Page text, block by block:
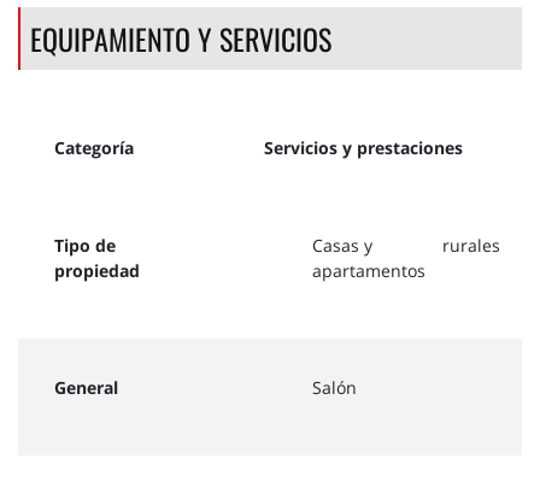
EQUIPAMIENTO Y SERVICIOS
Categoría Servicios y prestaciones
Tipo de
propiedad
Casas y
apartamentos
rurales
General Salón